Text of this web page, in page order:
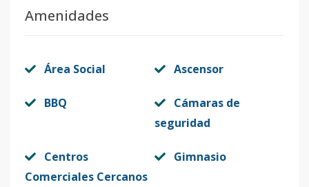
Código 413637-11
Código413637-1
Amenidades
Área Social Ascensor
BBQ
Cámaras de
seguridad
Centros
Comerciales Cercanos
Gimnasio